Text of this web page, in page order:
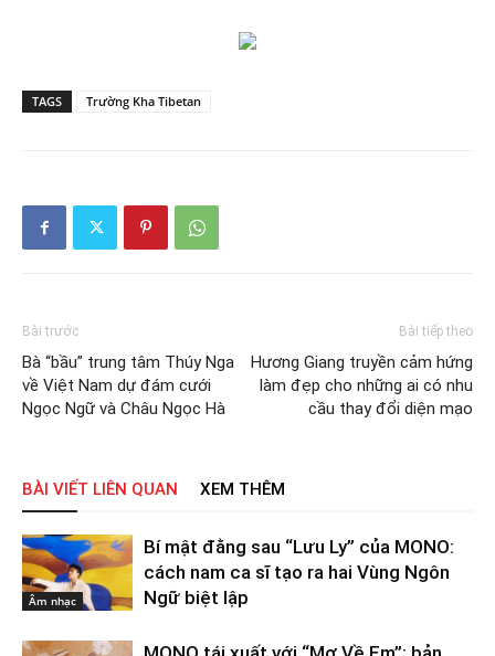
TAGS Trường Kha Tibetan
Bài trước
Bà “bầu” trung tâm Thúy Nga
về Việt Nam dự đám cưới
Ngọc Ngữ và Châu Ngọc Hà
Bài tiếp theo
Hương Giang truyền cảm hứng
làm đẹp cho những ai có nhu
cầu thay đổi diện mạo
BÀI VIẾT LIÊN QUAN XEM THÊM
Âm nhạc
Bí mật đằng sau “Lưu Ly” của MONO:
cách nam ca sĩ tạo ra hai Vùng Ngôn
Ngữ biệt lập